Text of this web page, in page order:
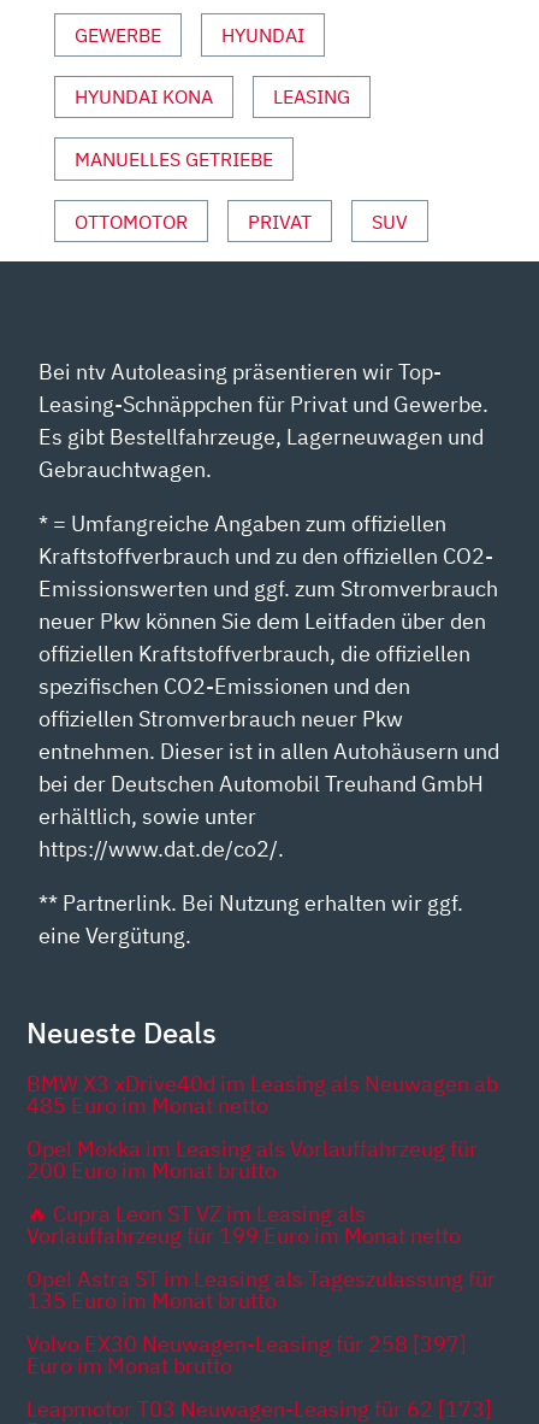
MIT
PETER
FISCHER“
VON
ANZEIGEN
GEWERBE HYUNDAI
HYUNDAI KONA LEASING
MANUELLES GETRIEBE
OTTOMOTOR PRIVAT SUV
Bei ntv Autoleasing präsentieren wir Top-
Leasing-Schnäppchen für Privat und Gewerbe.
Es gibt Bestellfahrzeuge, Lagerneuwagen und
Gebrauchtwagen.
* = Umfangreiche Angaben zum offiziellen
Kraftstoffverbrauch und zu den offiziellen CO2-
Emissionswerten und ggf. zum Stromverbrauch
neuer Pkw können Sie dem Leitfaden über den
offiziellen Kraftstoffverbrauch, die offiziellen
spezifischen CO2-Emissionen und den
offiziellen Stromverbrauch neuer Pkw
entnehmen. Dieser ist in allen Autohäusern und
bei der Deutschen Automobil Treuhand GmbH
erhältlich, sowie unter
https://www.dat.de/co2/.
** Partnerlink. Bei Nutzung erhalten wir ggf.
eine Vergütung.
Neueste Deals
BMW X3 xDrive40d im Leasing als Neuwagen ab
485 Euro im Monat netto
Opel Mokka im Leasing als Vorlauffahrzeug für
200 Euro im Monat brutto
🔥 Cupra Leon ST VZ im Leasing als
Vorlauffahrzeug für 199 Euro im Monat netto
Opel Astra ST im Leasing als Tageszulassung für
135 Euro im Monat brutto
Volvo EX30 Neuwagen-Leasing für 258 [397]
Euro im Monat brutto
Leapmotor T03 Neuwagen-Leasing für 62 [173]